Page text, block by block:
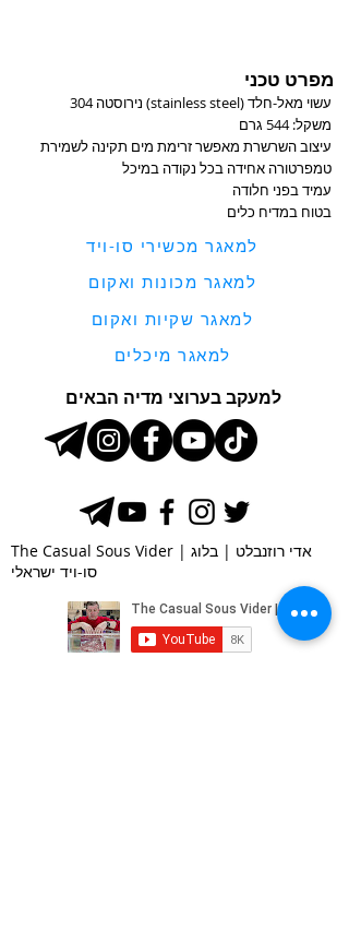
מפרט טכני
עשוי מאל-חלד (stainless steel) נירוסטה 304
משקל: 544 גרם
עיצוב השרשרת מאפשר זרימת מים תקינה לשמירת
טמפרטורה אחידה בכל נקודה במיכל
עמיד בפני חלודה
בטוח במדיח כלים
למאגר מכשירי סו-ויד
למאגר מכונות ואקום
למאגר שקיות ואקום
למאגר מיכלים
למעקב בערוצי מדיה הבאים
The Casual Sous Vider | אדי רוזנבלט | בלוג
סו-ויד ישראלי